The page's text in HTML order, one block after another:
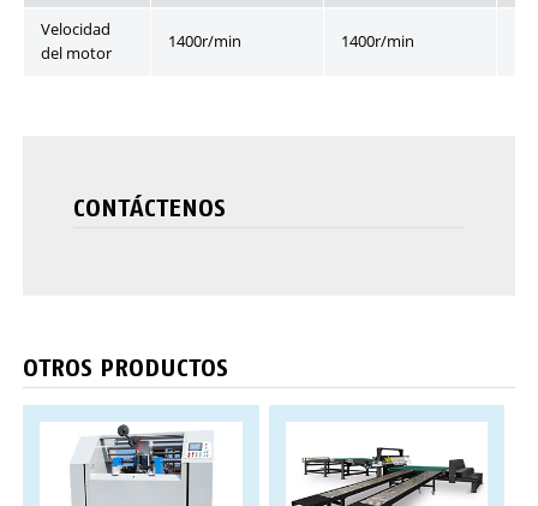
Velocidad
del motor
1400r/min 1400r/min
CONTÁCTENOS
OTROS PRODUCTOS